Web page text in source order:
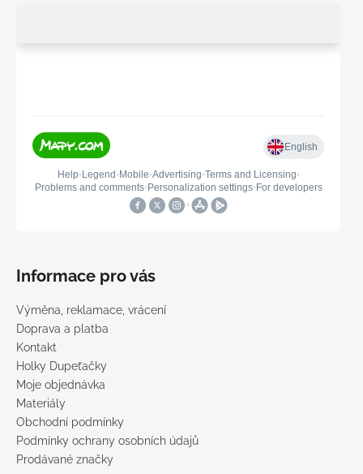
Informace pro vás
Výměna, reklamace, vrácení
Doprava a platba
Kontakt
Holky Dupeťačky
Moje objednávka
Materiály
Obchodní podmínky
Podmínky ochrany osobních údajů
Prodávané značky